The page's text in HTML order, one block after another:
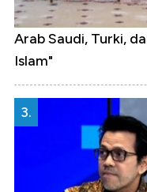
Arab Saudi, Turki,
Islam"
3.